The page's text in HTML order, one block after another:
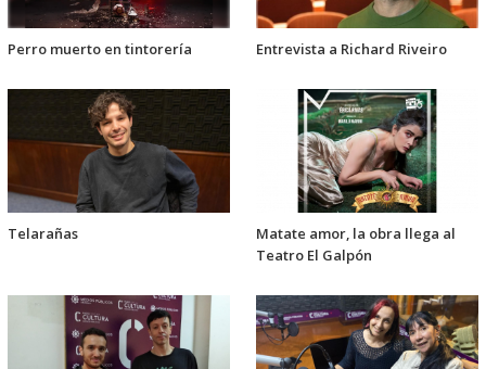
Perro muerto en tintorería Entrevista a Richard Riveiro
Telarañas
Matate amor, la obra llega al
Teatro El Galpón